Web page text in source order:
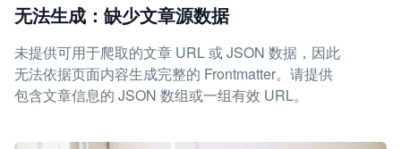
无法生成：缺少文章源数据
未提供可用于爬取的文章 URL 或 JSON 数据，因此
无法依据页面内容生成完整的 Frontmatter。请提供
包含文章信息的 JSON 数组或一组有效 URL。